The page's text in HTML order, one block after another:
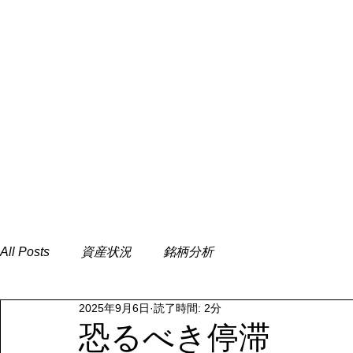
All Posts 資産状況 銘柄分析
恐るべき停滞
2025年9月6日 読了時間: 2分